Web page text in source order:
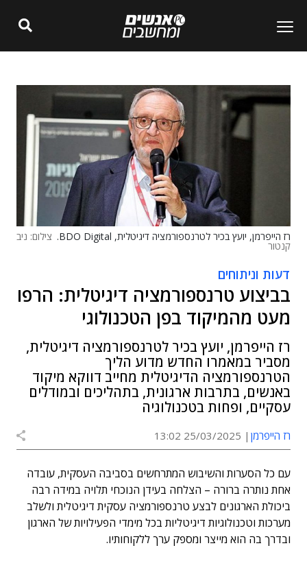
רז הייפרמן, יועץ בכיר לטרנספורמציה דיגיטלית, BDO Digital. צילום: ניב
קנטור
דעות וניתוחים
בביצוע טרנספורמציה דיגיטלית: הרפו
מעט מהמיקוד בפן הטכנולוגי
רז הייפרמן, יועץ בכיר לטרנספורמציה דיגיטלית,
מסביר במאמרו החדש מדוע הליך
הטרנספורמציה הדיגיטלית מחייב דווקא מיקוד
באנשים, בתרבות ארגונית, בתהליכים ובמודלים
עסקיים, ופחות בטכנולוגיה
רז הייפרמן 25/03/2025 13:02
עם כל הסערות והשיבוש המתרחשים בסביבה העסקית, עובדה
אחת נותרה ברורה – הצלחה בעידן הנוכחי תלויה במידה רבה
ביכולת הארגונים לבצע טרנספורמציה עסקית דיגיטלית ולשלב
מערכות וטכנולוגיות דיגיטליות בכל מימדי הפעילויות של הארגון
ובדרך בה הוא מייצר ומספק ערך ללקוחותיו.